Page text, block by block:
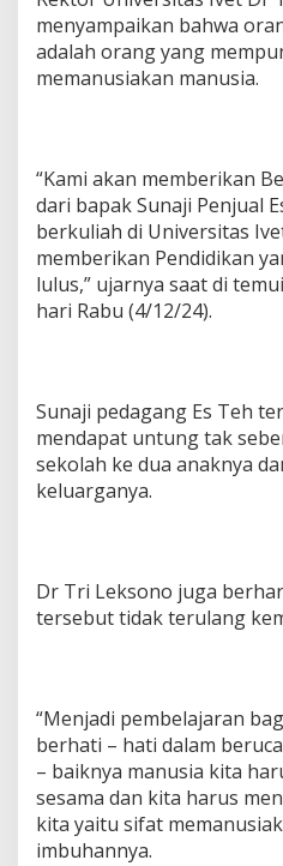
menyampaikan bahwa
adalah orang yang
memanusiakan manusia.
“Kami akan memberikan
dari bapak Sunaji Penjual
berkuliah di Universitas
memberikan Pendidikan
lulus,” ujarnya saat di
hari Rabu (4/12/24).
Sunaji pedagang Es Teh
mendapat untung tak
sekolah ke dua anaknya
keluarganya.
Dr Tri Leksono juga
tersebut tidak terulang
“Menjadi pembelajaran
berhati – hati dalam
– baiknya manusia kita
sesama dan kita harus
kita yaitu sifat
imbuhannya.